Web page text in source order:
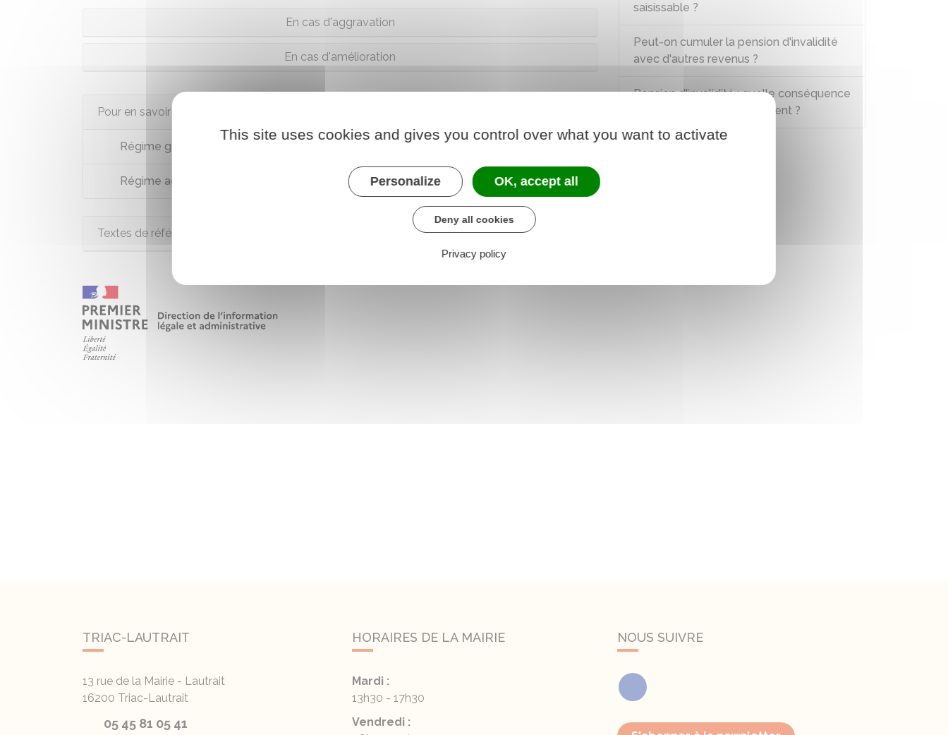
En cas d'aggravation
En cas d'amélioration
Pour en savoir plus
Régime général : pension d'invalidité
Régime agricole : invalidité et inaptitude médicale au travail
Textes de référence
saisissable ?
Peut-on cumuler la pension d'invalidité
avec d'autres revenus ?
Pension d'invalidité : quelle conséquence
si vos ressources augmentent ?
TRIAC-LAUTRAIT
13 rue de la Mairie - Lautrait
16200 Triac-Lautrait
05 45 81 05 41
HORAIRES DE LA MAIRIE
Mardi :
13h30 - 17h30
Vendredi :
NOUS SUIVRE
Facebook
This site uses cookies and gives you control over what you want to activate
Personalize OK, accept all
Deny all cookies
Privacy policy